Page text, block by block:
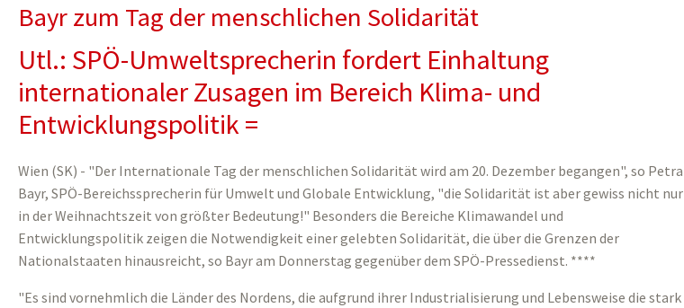
Bayr zum Tag der menschlichen Solidarität
Utl.: SPÖ-Umweltsprecherin fordert Einhaltung
internationaler Zusagen im Bereich Klima- und
Entwicklungspolitik =
Wien (SK) - "Der Internationale Tag der menschlichen Solidarität wird am 20. Dezember begangen", so Petra
Bayr, SPÖ-Bereichssprecherin für Umwelt und Globale Entwicklung, "die Solidarität ist aber gewiss nicht nur
in der Weihnachtszeit von größter Bedeutung!" Besonders die Bereiche Klimawandel und
Entwicklungspolitik zeigen die Notwendigkeit einer gelebten Solidarität, die über die Grenzen der
Nationalstaaten hinausreicht, so Bayr am Donnerstag gegenüber dem SPÖ-Pressedienst. ****
"Es sind vornehmlich die Länder des Nordens, die aufgrund ihrer Industrialisierung und Lebensweise die stark